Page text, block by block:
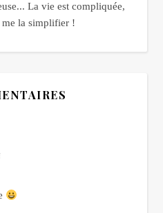
La vie est compliquée,
la simplifier !